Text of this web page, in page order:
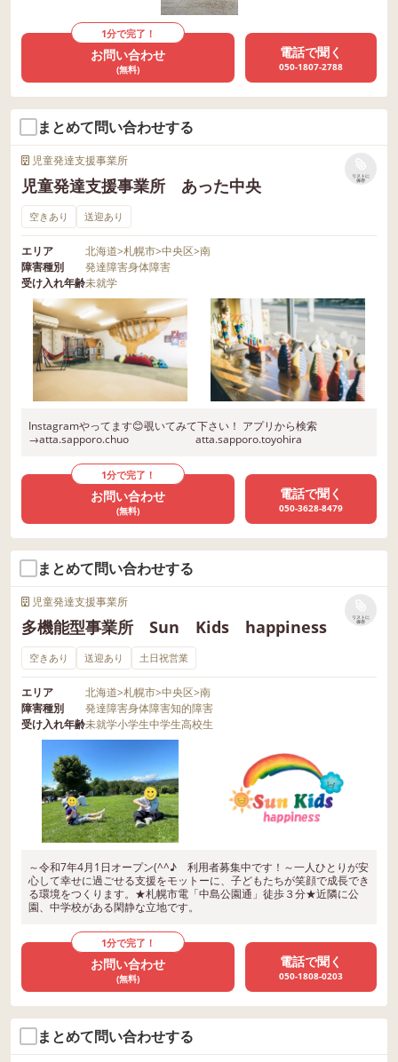
1分で完了！
お問い合わせ
(無料)
電話で聞く
050-1807-2788
まとめて問い合わせする
児童発達支援事業所
児童発達支援事業所 あった中央
リストに
保存
空きあり 送迎あり
エリア 北海道>札幌市>中央区>南
障害種別
発達障害身体障害
受け入れ年齢未就学
Instagramやってます😊覗いてみて下さい！ アプリから検索
→atta.sapporo.chuo atta.sapporo.toyohira
1分で完了！
お問い合わせ
(無料)
電話で聞く
050-3628-8479
まとめて問い合わせする
児童発達支援事業所
多機能型事業所 Sun Kids happiness
リストに
保存
空きあり 送迎あり 土日祝営業
エリア 北海道>札幌市>中央区>南
障害種別
発達障害身体障害知的障害
受け入れ年齢未就学小学生中学生高校生
～令和7年4月1日オープン(^^♪ 利用者募集中です！～一人ひとりが安
心して幸せに過ごせる支援をモットーに、子どもたちが笑顔で成長でき
る環境をつくります。★札幌市電「中島公園通」徒歩３分★近隣に公
園、中学校がある閑静な立地です。
1分で完了！
お問い合わせ
(無料)
電話で聞く
050-1808-0203
まとめて問い合わせする